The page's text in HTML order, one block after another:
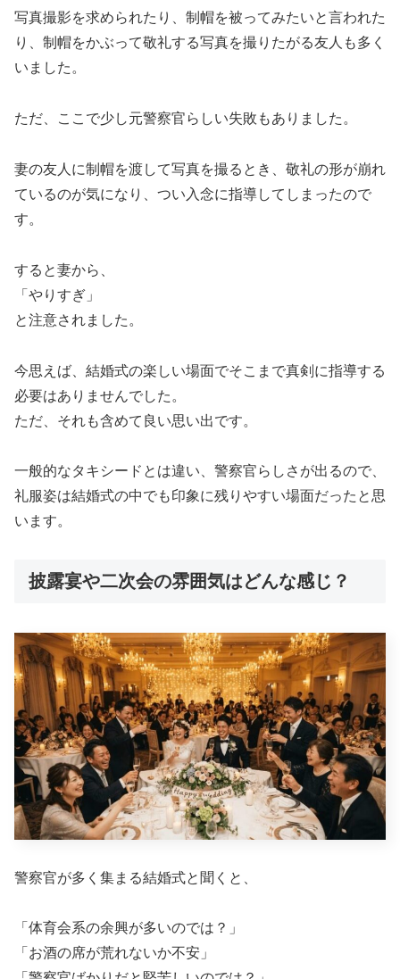
写真撮影を求められたり、制帽を被ってみたいと言われた
り、制帽をかぶって敬礼する写真を撮りたがる友人も多く
いました。
ただ、ここで少し元警察官らしい失敗もありました。
妻の友人に制帽を渡して写真を撮るとき、敬礼の形が崩れ
ているのが気になり、つい入念に指導してしまったので
す。
すると妻から、
「やりすぎ」
と注意されました。
今思えば、結婚式の楽しい場面でそこまで真剣に指導する
必要はありませんでした。
ただ、それも含めて良い思い出です。
一般的なタキシードとは違い、警察官らしさが出るので、
礼服姿は結婚式の中でも印象に残りやすい場面だったと思
います。
披露宴や二次会の雰囲気はどんな感じ？
警察官が多く集まる結婚式と聞くと、
「体育会系の余興が多いのでは？」
「お酒の席が荒れないか不安」